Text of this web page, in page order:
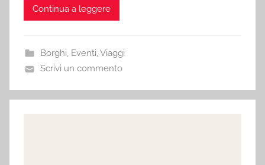
Continua a leggere
Borghi, Eventi,Viaggi
Scrivi un commento